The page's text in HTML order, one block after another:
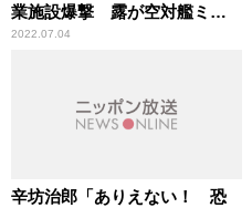
業施設爆撃 露が空対艦ミサ
イル使用か
2022.07.04
辛坊治郎「ありえない！ 恐